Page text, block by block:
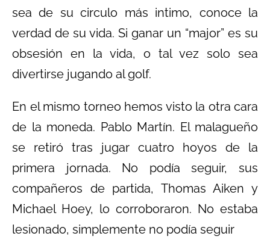
sea de su circulo más intimo, conoce la
verdad de su vida. Si ganar un “major” es su
obsesión en la vida, o tal vez solo sea
divertirse jugando al golf.
En el mismo torneo hemos visto la otra cara
de la moneda. Pablo Martín. El malagueño
se retiró tras jugar cuatro hoyos de la
primera jornada. No podía seguir, sus
compañeros de partida, Thomas Aiken y
Michael Hoey, lo corroboraron. No estaba
lesionado, simplemente no podía seguir